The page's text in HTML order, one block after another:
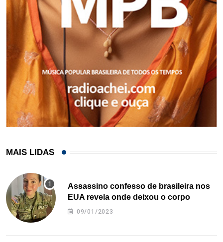
MAIS LIDAS
Assassino confesso de brasileira nos
EUA revela onde deixou o corpo
09/01/2023